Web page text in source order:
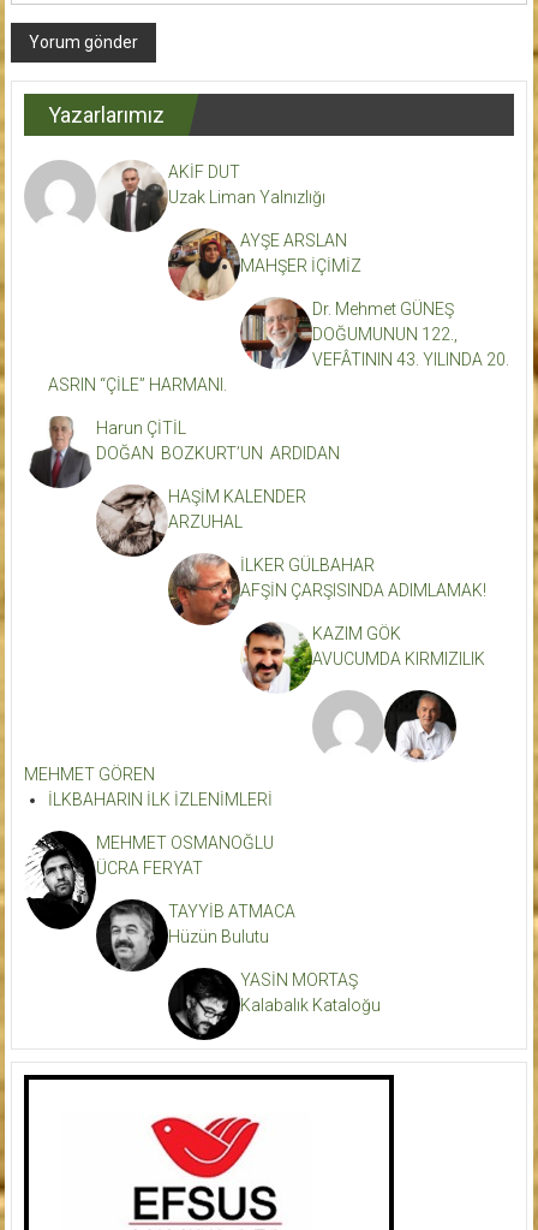
Yazarlarımız
AKİF DUT
Uzak Liman Yalnızlığı
AYŞE ARSLAN
MAHŞER İÇİMİZ
Dr. Mehmet GÜNEŞ
DOĞUMUNUN 122.,
VEFÂTININ 43. YILINDA 20.
ASRIN “ÇİLE” HARMANI.
Harun ÇİTİL
DOĞAN BOZKURT’UN ARDIDAN
HAŞİM KALENDER
ARZUHAL
İLKER GÜLBAHAR
AFŞİN ÇARŞISINDA ADIMLAMAK!
KAZIM GÖK
AVUCUMDA KIRMIZILIK
MEHMET GÖREN
İLKBAHARIN İLK İZLENİMLERİ
MEHMET OSMANOĞLU
ÜCRA FERYAT
TAYYİB ATMACA
Hüzün Bulutu
YASİN MORTAŞ
Kalabalık Kataloğu